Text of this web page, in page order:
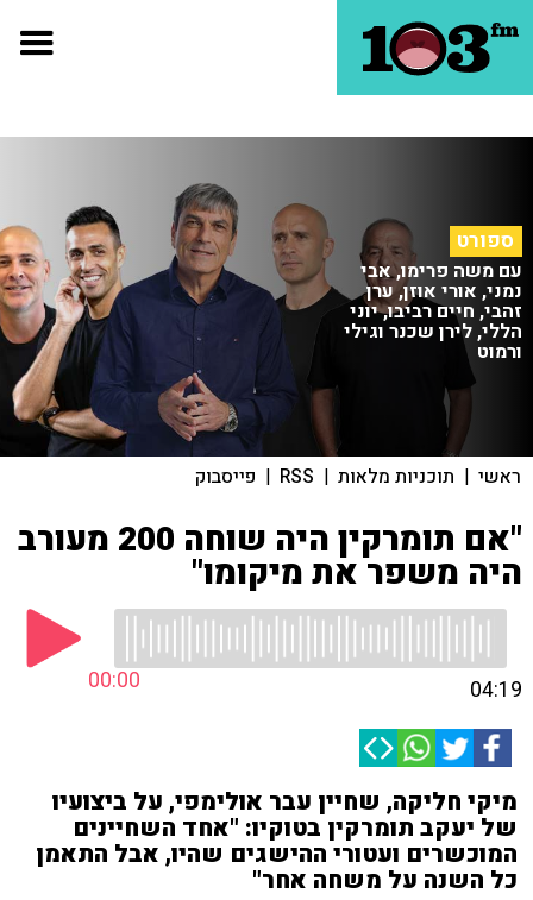
ספורט
עם משה פרימו, אבי
נמני, אורי אוזן, ערן
זהבי, חיים רביבו, יוני
הללי, לירן שכנר וגילי
ורמוט
ראשי | תוכניות מלאות |
RSS
| פייסבוק
"אם תומרקין היה שוחה 200 מעורב
היה משפר את מיקומו"
00:00 04:19
מיקי חליקה, שחיין עבר אולימפי, על ביצועיו
של יעקב תומרקין בטוקיו: "אחד השחיינים
המוכשרים ועטורי ההישגים שהיו, אבל התאמן
כל השנה על משחה אחר"